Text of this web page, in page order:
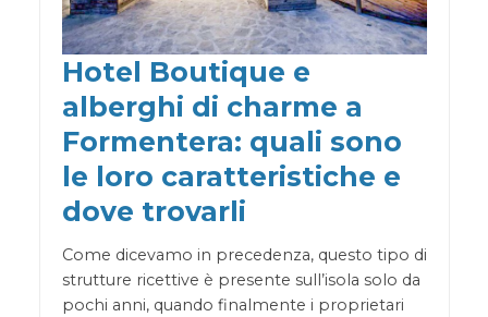
Hotel Boutique e
alberghi di charme a
Formentera: quali sono
le loro caratteristiche e
dove trovarli
Come dicevamo in precedenza, questo tipo di
strutture ricettive è presente sull’isola solo da
pochi anni, quando finalmente i proprietari